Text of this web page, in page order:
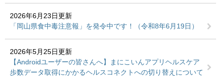
2026年6月23日更新
「岡山県食中毒注意報」を発令中です！（令和8年6月19日）
2026年5月25日更新
【Androidユーザーの皆さんへ】まにこいんアプリヘルスケア
歩数データ取得にかかるヘルスコネクトへの切り替えについて